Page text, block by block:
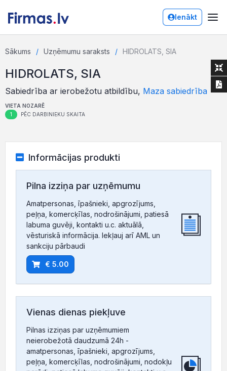
Ienākt
Sākums Uzņēmumu saraksts HIDROLATS, SIA
HIDROLATS, SIA
Sabiedrība ar ierobežotu atbildību, Maza sabiedrība
VIETA NOZARĒ
1 PĒC DARBINIEKU SKAITA
Informācijas produkti
Pilna izziņa par uzņēmumu
Amatpersonas, īpašnieki, apgrozījums,
peļņa, komercķīlas, nodrošinājumi, patiesā
labuma guvēji, kontakti u.c. aktuālā,
vēsturiskā informācija. Iekļauj arī AML un
sankciju pārbaudi
€ 5.00
Vienas dienas piekļuve
Pilnas izziņas par uzņēmumiem
neierobežotā daudzumā 24h -
amatpersonas, īpašnieki, apgrozījums,
peļņa, komercķīlas, nodrošinājumi, nodokļu